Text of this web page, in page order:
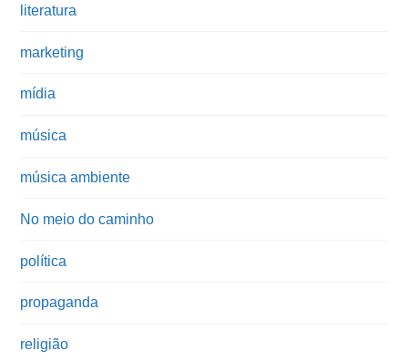
literatura
marketing
mídia
música
música ambiente
No meio do caminho
política
propaganda
religião